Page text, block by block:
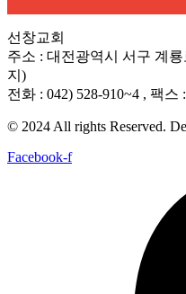
선창교회
주소 : 대전광역시 서구 계룡
지)
전화 : 042) 528-910~4 , 팩스
© 2024 All rights Reserved.
Facebook-f